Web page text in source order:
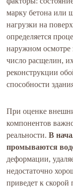
марку бетона или
нагрузки на
определяется
наружном осмотре
число расщелин,
реконструкции
способности
При оценке
компонентов
реальности.В
промываются
деформации,
недостаточно
приведет к скорой